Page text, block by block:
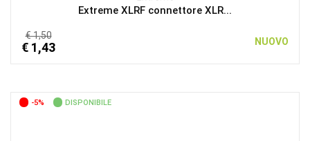
Extreme XLRF connettore XLR...
€ 1,50
€ 1,43 NUOVO
-5% DISPONIBILE